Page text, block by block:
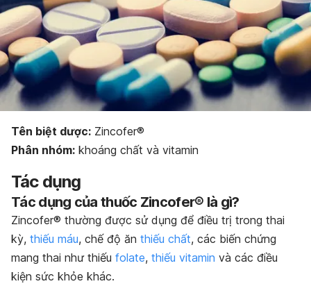
Tên biệt dược: Zincofer®
Phân nhóm: khoáng chất và vitamin
Tác dụng
Tác dụng của thuốc Zincofer® là gì?
Zincofer® thường được sử dụng để điều trị trong thai
kỳ, thiếu máu, chế độ ăn thiếu chất, các biến chứng
mang thai như thiếu folate, thiếu vitamin và các điều
kiện sức khỏe khác.